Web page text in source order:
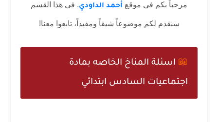
مرحباً بكم في موقع أحمد الداودي. في هذا القسم
سنقدم لكم موضوعاً شيقاً ومفيداً، تابعوا معنا!
📖 اسئلة المناخ الخاصه بمادة
اجتماعيات السادس ابتدائي